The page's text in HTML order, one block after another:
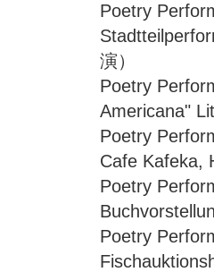
Poetry
演）
Poetry
Americana"
Poetry
Cafe Kafeka,
Poetry
Poetry